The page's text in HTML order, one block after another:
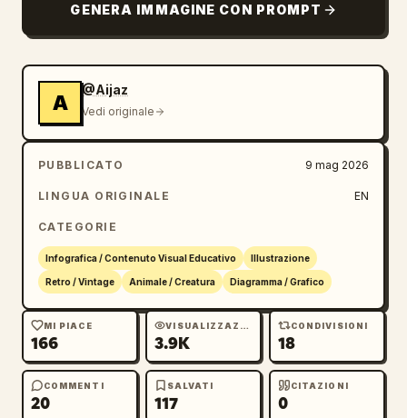
GENERA IMMAGINE CON PROMPT
A
@Aijaz
Vedi originale
PUBBLICATO 9 mag 2026
LINGUA ORIGINALE EN
CATEGORIE
Infografica / Contenuto Visual Educativo Illustrazione
Retro / Vintage Animale / Creatura Diagramma / Grafico
MI PIACE
166
VISUALIZZAZIONI
3.9K
CONDIVISIONI
18
COMMENTI
20
SALVATI
117
CITAZIONI
0